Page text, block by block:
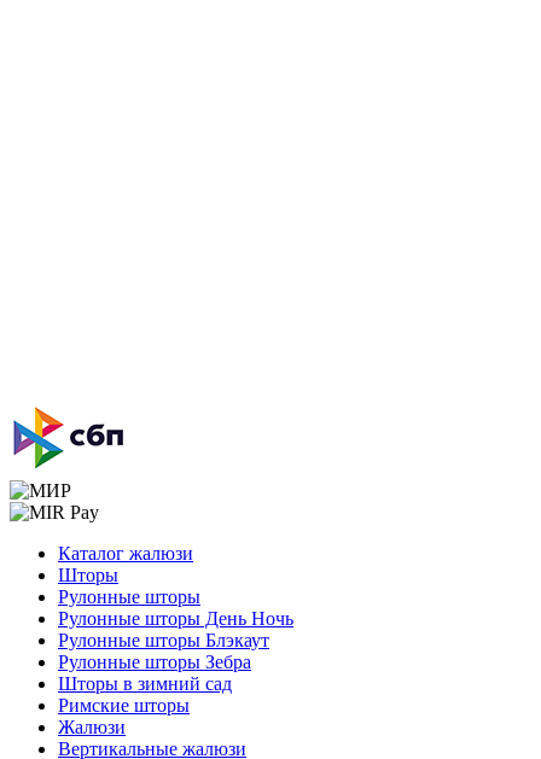
МенюКаталог жалюзи
Шторы
Рулонные шторы
Рулонные шторы День Ночь
Рулонные шторы Блэкаут
Рулонные шторы Зебра
Шторы в зимний сад
Римские шторы
Жалюзи
Вертикальные жалюзи